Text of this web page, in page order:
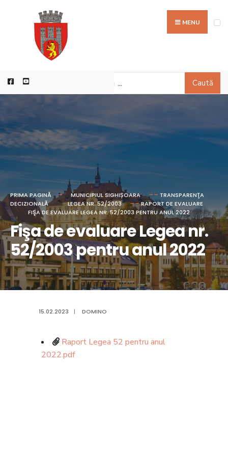
MENU
Caută
PRIMA PAGINĂ MUNICIPIUL SIGHIȘOARA
TRANSPARENŢA
DECIZIONALĂ
LEGEA NR. 52/2003
RAPORT DE EVALUARE
FIŞA DE EVALUARE LEGEA NR. 52/2003 PENTRU ANUL 2022
Fişa de evaluare Legea nr.
52/2003 pentru anul 2022
15.02.2023 | DOMINO
Raport Legea 52 pentru anul
2022.pdf